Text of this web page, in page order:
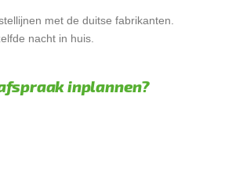
met de duitse fabrikanten.
nacht in huis.
inplannen?